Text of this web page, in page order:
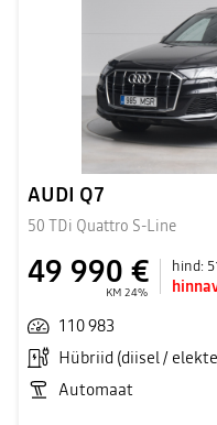
AUDI Q7
50 TDi Quattro S-Line
49 990 €
KM 24%
hind:
110 983
Hübriid (diisel /
Automaat